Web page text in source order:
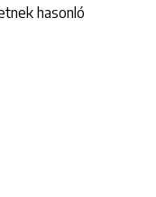
hasonló